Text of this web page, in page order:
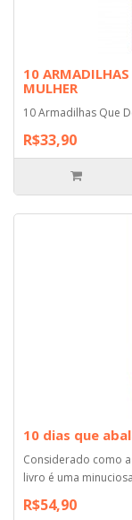
10
MULHER
10 Armadilhas Que
R$33,90
10 dias que
Considerado como
livro é uma
R$54,90